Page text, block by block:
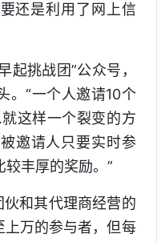
还是利用了网上信
起挑战团”公众号，
。“一个人邀请10个
这样一个裂变的方
邀请人只要实时参
丰厚的奖励。”
和其代理商经营的
上万的参与者，但每